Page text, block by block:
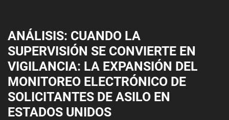
ANÁLISIS: CUANDO LA
SUPERVISIÓN SE CONVIERTE EN
VIGILANCIA: LA EXPANSIÓN DEL
MONITOREO ELECTRÓNICO DE
SOLICITANTES DE ASILO EN
ESTADOS UNIDOS